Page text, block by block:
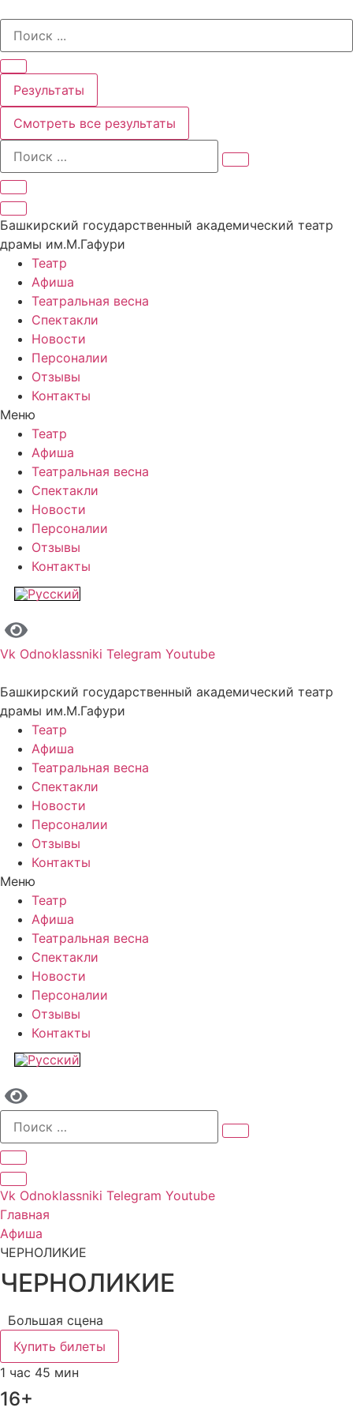
содержимому
Search
Результаты
Смотреть все результаты
Башкирский государственный академический театр
драмы им.М.Гафури
Театр
Афиша
Театральная весна
Спектакли
Новости
Персоналии
Отзывы
Контакты
Меню
Театр
Афиша
Театральная весна
Спектакли
Новости
Персоналии
Отзывы
Контакты
Vk Odnoklassniki Telegram Youtube
Башкирский государственный академический театр
драмы им.М.Гафури
Театр
Афиша
Театральная весна
Спектакли
Новости
Персоналии
Отзывы
Контакты
Меню
Театр
Афиша
Театральная весна
Спектакли
Новости
Персоналии
Отзывы
Контакты
Vk Odnoklassniki Telegram Youtube
Главная
Афиша
ЧЕРНОЛИКИЕ
ЧЕРНОЛИКИЕ
Большая сцена
Купить билеты
1 час 45 мин
16+